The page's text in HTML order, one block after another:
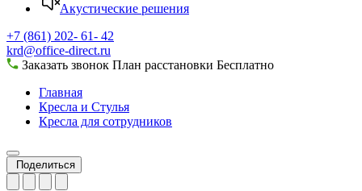
Акустические решения
+7 (861) 202- 61- 42
krd@office-direct.ru
Заказать звонок План расстановки Бесплатно
Главная
Кресла и Стулья
Кресла для сотрудников
Поделиться